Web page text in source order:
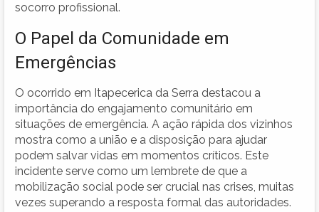
socorro profissional.
O Papel da Comunidade em
Emergências
O ocorrido em Itapecerica da Serra destacou a
importância do engajamento comunitário em
situações de emergência. A ação rápida dos vizinhos
mostra como a união e a disposição para ajudar
podem salvar vidas em momentos críticos. Este
incidente serve como um lembrete de que a
mobilização social pode ser crucial nas crises, muitas
vezes superando a resposta formal das autoridades.